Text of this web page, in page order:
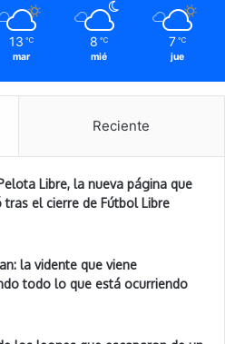
13 ℃
mar
8 ℃
mié
7 ℃
jue
Reciente
Libre, la nueva página que
tras el cierre de Fútbol Libre
la vidente que viene
todo lo que está ocurriendo